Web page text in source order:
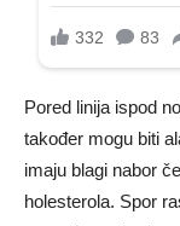
Pored linija ispod
također mogu biti
imaju blagi nabor
holesterola. Spor